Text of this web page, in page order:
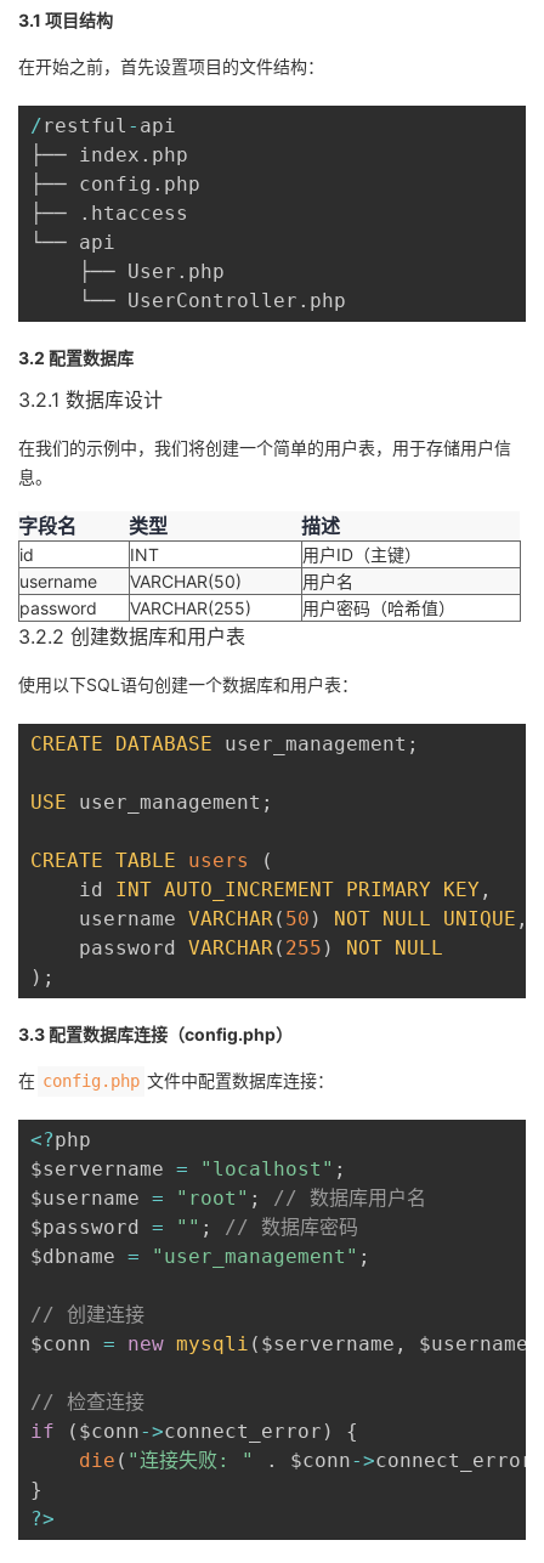
3.1 项目结构
在开始之前，首先设置项目的文件结构：
/restful - api
├── index . php
├── config . php
├──
. htaccess
└── api
    ├── User
. php
    └── UserController
. php
3.2 配置数据库
3.2.1 数据库设计
在我们的示例中，我们将创建一个简单的用户表，用于存储用户信
息。
字段名 类型 描述
id INT
用户ID（主键）
username
VARCHAR(50)
用户名
password
VARCHAR(255) 用户密码（哈希值）
3.2.2 创建数据库和用户表
使用以下SQL语句创建一个数据库和用户表：
CREATE DATABASE user_management ;
USE user_management ;
CREATE TABLE users
(
    id
INT AUTO_INCREMENT PRIMARY KEY ,
    username
VARCHAR( 50 ) NOT NULL UNIQUE ,
    password
VARCHAR( 255 ) NOT NULL
) ;
3.3 配置数据库连接（config.php）
在 config.php 文件中配置数据库连接：
<?php
$servername = "localhost" ;
$username = "root" ;
// 数据库用户名
$password = "" ;
// 数据库密码
$dbname = "user_management" ;
// 创建连接
$conn = new mysqli ( $servername , $username
// 检查连接
if
( $conn->connect_error )
{
die ( "连接失败: " . $conn->connect_error
}
?>